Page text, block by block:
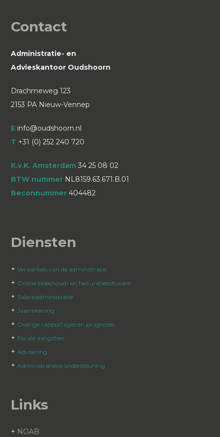
Contact
Administratie- en
Advieskantoor Oudshoorn
Drachmeweg 123
2153 PA Nieuw-Vennep
E info@oudshoorn.nl
T +31 (0) 252 240 720
K.v.K. Amsterdam 34 25 08 02
BTW nummer NL8159.63.671.B.01
Beconnummer 404482
Diensten
+Verwerken van de administratie
+ Online boekhoud- en facturatiesoftware
+ Salarisadministratie
+Jaarrekening
+ Overige rapportages en prognoses
+ Fiscale aangiften
+Advisering
+Administratieve ondersteuning
Links
+ NOAB